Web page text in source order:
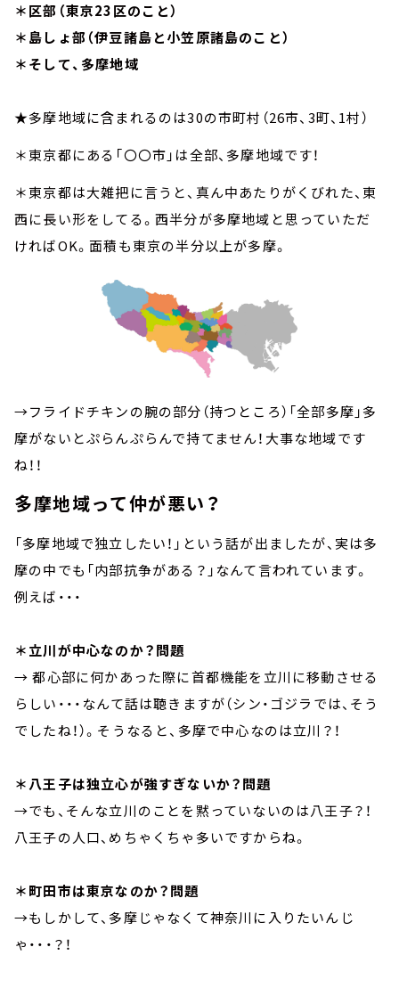
＊区部（東京23区のこと）
＊島しょ部（伊豆諸島と小笠原諸島のこと）
＊そして、多摩地域
★多摩地域に含まれるのは30の市町村（26市、3町、1村）
＊東京都にある「〇〇市」は全部、多摩地域です！
＊東京都は大雑把に言うと、真ん中あたりがくびれた、東
西に長い形をしてる。西半分が多摩地域と思っていただ
ければOK。面積も東京の半分以上が多摩。
→フライドチキンの腕の部分（持つところ）「全部多摩」多
摩がないとぷらんぷらんで持てません！大事な地域です
ね！！
多摩地域って仲が悪い？
「多摩地域で独立したい！」という話が出ましたが、実は多
摩の中でも「内部抗争がある？」なんて言われています。
例えば・・・
＊立川が中心なのか？問題
→ 都心部に何かあった際に首都機能を立川に移動させる
らしい・・・なんて話は聴きますが（シン・ゴジラでは、そう
でしたね！）。そうなると、多摩で中心なのは立川？！
＊八王子は独立心が強すぎないか？問題
→でも、そんな立川のことを黙っていないのは八王子？！
八王子の人口、めちゃくちゃ多いですからね。
＊町田市は東京なのか？問題
→もしかして、多摩じゃなくて神奈川に入りたいんじ
ゃ・・・？！